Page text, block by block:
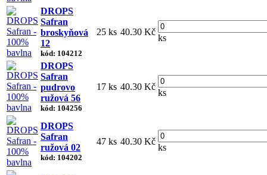
DROPS
Safran
broskyňová
12
kód: 104212
25 ks 40.30 Kč
ks
DROPS
Safran
pudrovo
ružová 56
kód: 104256
17 ks 40.30 Kč
ks
DROPS
Safran
ružová 02
kód: 104202
47 ks 40.30 Kč
ks